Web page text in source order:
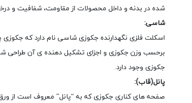
شده در بدنه و داخل محصولات از مقاومت، شفافیت و
شاسی:
اسکلت فلزی نگهدارنده جکوزی شاسی نام دارد که
برحسب وزن جکوزی و اجزای تشکیل دهنده ی آن طراحی
جکوزی وجود دارد.
پانل(قاب):
صفحه های کناری جکوزی که به “پانل” معروف است از